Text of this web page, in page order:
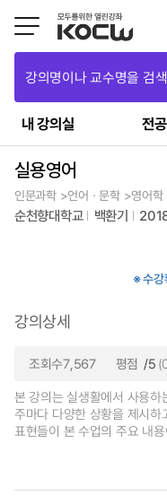
강의명이나 교수명을 검
내 강의실 전공
실용영어
인문과학 >언어ㆍ문학 >영어학
순천향대학교 백환기
※ 수강
강의상세
조회수7,567 평점 /5
본 강의는 실생활에서 사용
주마다 다양한 상황을 제시
표현들이 본 수업의 주요 내